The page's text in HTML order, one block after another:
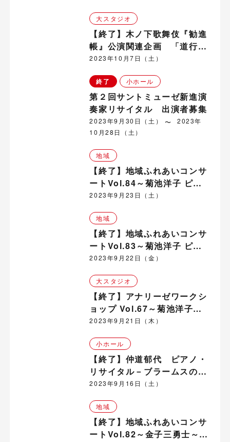
大スタジオ
【終了】木ノ下歌舞伎『勧進
帳』公演関連企画 「道行」
ワークショップ
2023年10月7日（土）
終了 小ホール
第２回サントミューゼ新進演
奏家リサイタル 出演者募集
2023年9月30日（土）
2023年
10月28日（土）
地域
【終了】地域ふれあいコンサ
ートVol.84～菊池洋子 ピア
ノ・コンサート in 城南地域
2023年9月23日（土）
地域
【終了】地域ふれあいコンサ
ートVol.83～菊池洋子 ピア
ノ・コンサート in 川西地域
2023年9月22日（金）
大スタジオ
【終了】アナリーゼワークシ
ョップ Vol.67～菊池洋子
（ピアノ）
2023年9月21日（木）
小ホール
【終了】仲道郁代 ピアノ・
リサイタル－ブラームスの想
念－
2023年9月16日（土）
地域
【終了】地域ふれあいコンサ
ートVol.82～金子三勇士～ピ